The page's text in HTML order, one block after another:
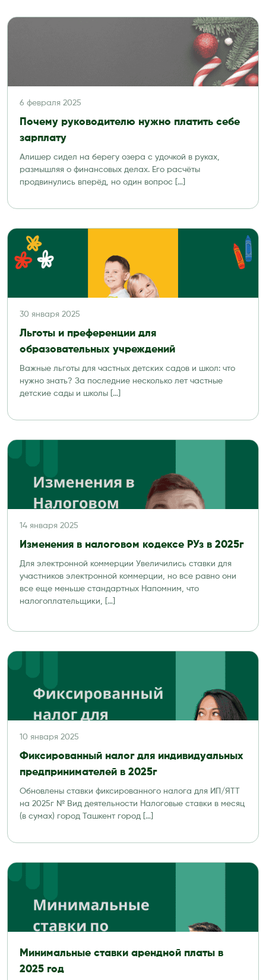
6 февраля 2025
Почему руководителю нужно платить себе
зарплату
Алишер сидел на берегу озера с удочкой в руках,
размышляя о финансовых делах. Его расчёты
продвинулись вперёд, но один вопрос […]
30 января 2025
Льготы и преференции для
образовательных учреждений
Важные льготы для частных детских садов и школ: что
нужно знать? За последние несколько лет частные
детские сады и школы […]
14 января 2025
Изменения в налоговом кодексе РУз в 2025г
Для электронной коммерции Увеличились ставки для
участников электронной коммерции, но все равно они
все еще меньше стандартных Напомним, что
налогоплательщики, […]
10 января 2025
Фиксированный налог для индивидуальных
предпринимателей в 2025г
Обновлены ставки фиксированного налога для ИП/ЯТТ
на 2025г № Вид деятельности Налоговые ставки в месяц
(в сумах) город Ташкент город […]
Минимальные ставки арендной платы в
2025 год